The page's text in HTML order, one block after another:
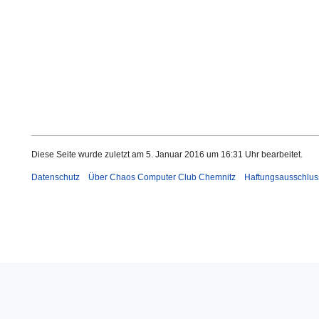
Diese Seite wurde zuletzt am 5. Januar 2016 um 16:31 Uhr bearbeitet.
Datenschutz Über Chaos Computer Club Chemnitz